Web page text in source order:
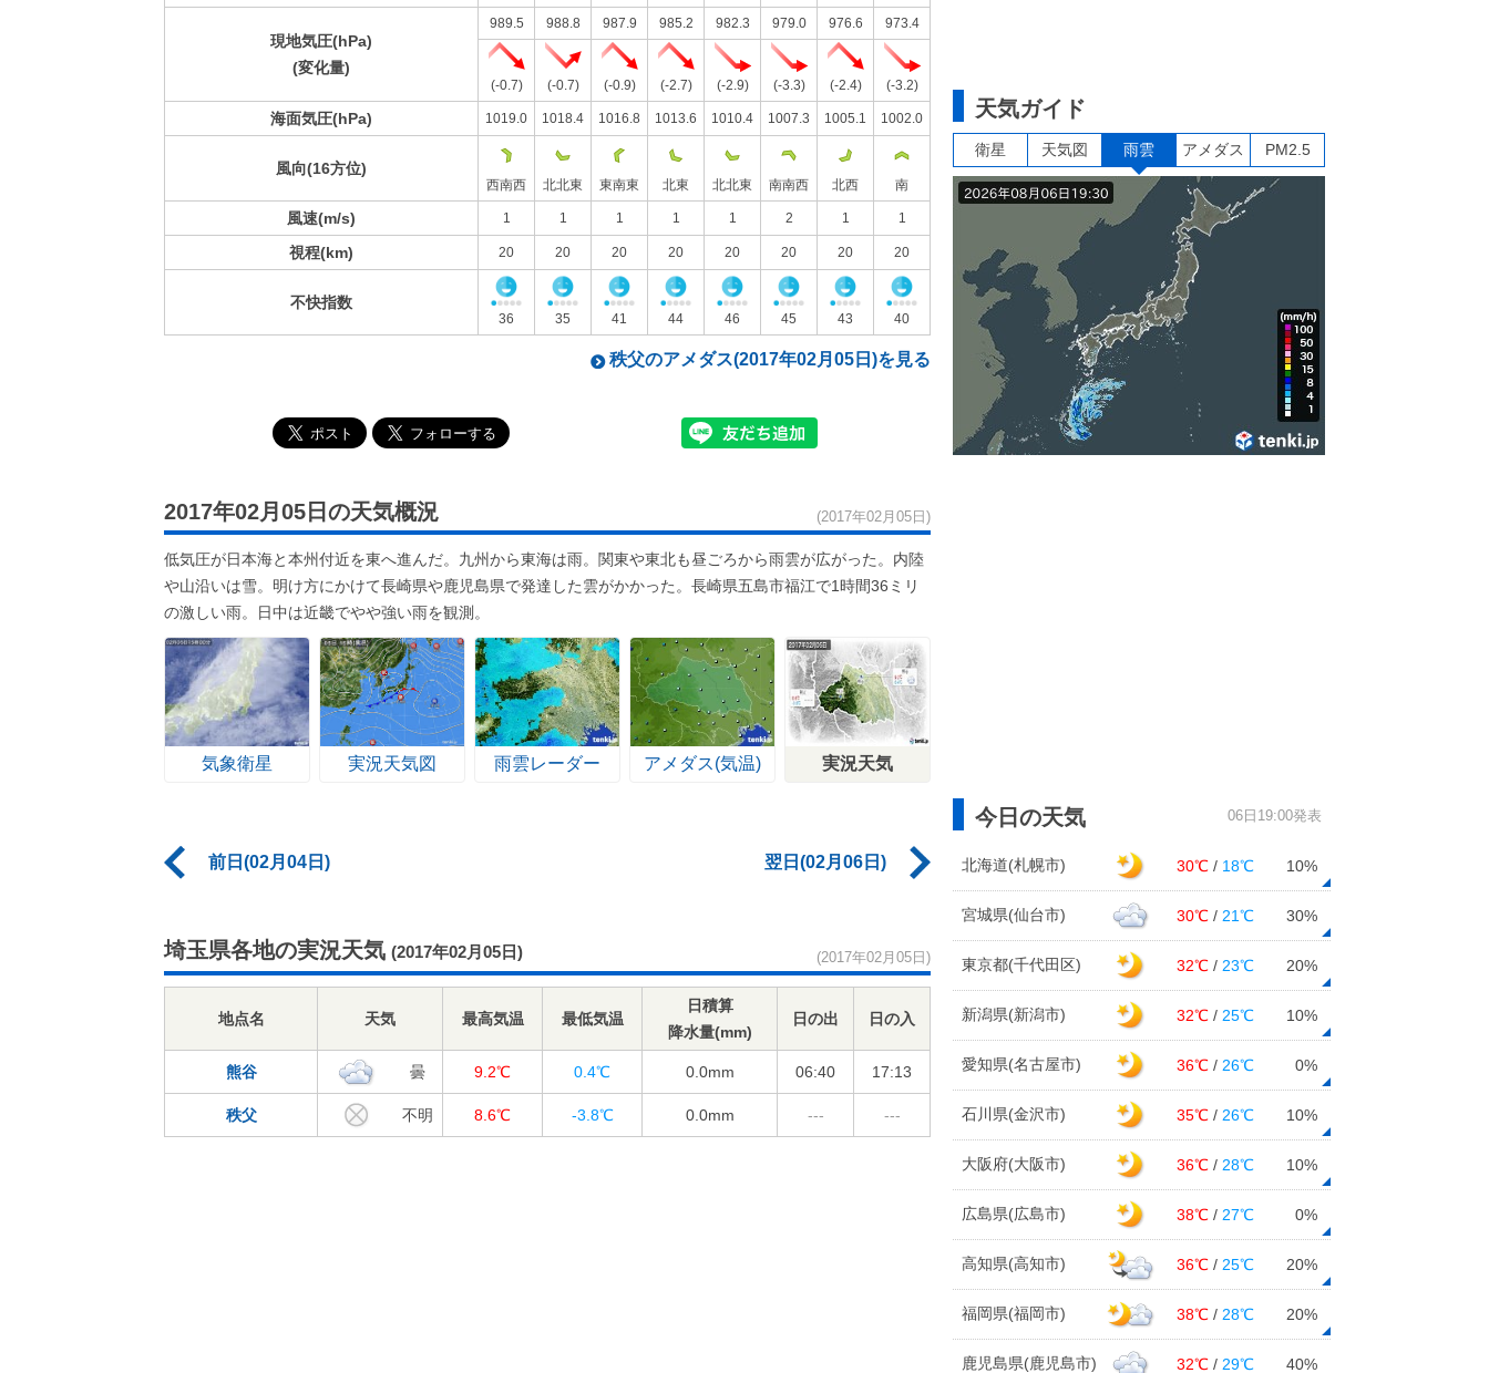
現地気圧(hPa)
(変化量)
989.5 988.8 987.9 985.2 982.3 979.0 976.6 973.4
(-0.7) (-0.7) (-0.9) (-2.7) (-2.9) (-3.3) (-2.4) (-3.2)
海面気圧(hPa) 1019.0 1018.4 1016.8 1013.6 1010.4 1007.3 1005.1 1002.0
風向(16方位)
西南西 北北東 東南東 北東 北北東 南南西 北西 南
風速(m/s) 1 1 1 1 1 2 1 1
視程(km) 20 20 20 20 20 20 20 20
不快指数
36 35 41 44 46 45 43 40
秩父のアメダス(2017年02月05日)を見る
2017年02月05日の天気概況 (2017年02月05日)
低気圧が日本海と本州付近を東へ進んだ。九州から東海は雨。関東や東北も昼ごろから雨雲が広がった。内陸
や山沿いは雪。明け方にかけて長崎県や鹿児島県で発達した雲がかかった。長崎県五島市福江で1時間36ミリ
の激しい雨。日中は近畿でやや強い雨を観測。
気象衛星 実況天気図 雨雲レーダー アメダス(気温) 実況天気
前日(02月04日) 翌日(02月06日)
埼玉県各地の実況天気 (2017年02月05日) (2017年02月05日)
地点名 天気 最高気温 最低気温
日積算
降水量(mm)
日の出 日の入
熊谷 曇 9.2℃ 0.4℃ 0.0mm 06:40 17:13
秩父 不明 8.6℃ -3.8℃ 0.0mm --- ---
天気ガイド
衛星 天気図 雨雲 アメダス PM2.5
今日の天気 06日19:00発表
北海道(札幌市) 30℃ / 18℃ 10%
宮城県(仙台市) 30℃ / 21℃ 30%
東京都(千代田区) 32℃ / 23℃ 20%
新潟県(新潟市) 32℃ / 25℃ 10%
愛知県(名古屋市) 36℃ / 26℃ 0%
石川県(金沢市) 35℃ / 26℃ 10%
大阪府(大阪市) 36℃ / 28℃ 10%
広島県(広島市) 38℃ / 27℃ 0%
高知県(高知市) 36℃ / 25℃ 20%
福岡県(福岡市) 38℃ / 28℃ 20%
鹿児島県(鹿児島市) 32℃ / 29℃ 40%